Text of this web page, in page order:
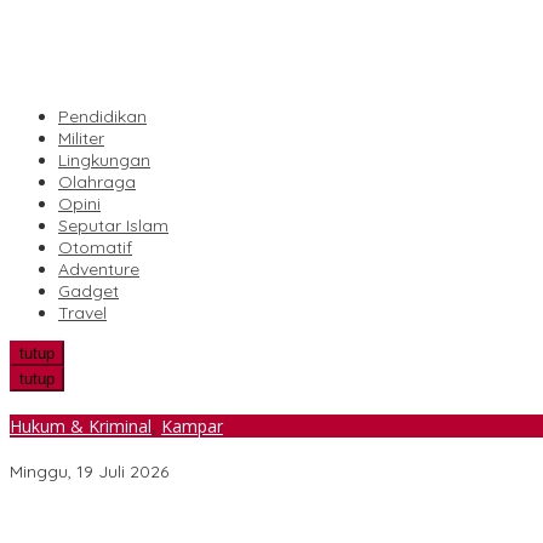
Pendidikan
Militer
Lingkungan
Olahraga
Opini
Seputar Islam
Otomatif
Adventure
Gadget
Travel
tutup
tutup
Hukum & Kriminal, Kampar
Minggu, 19 Juli 2026